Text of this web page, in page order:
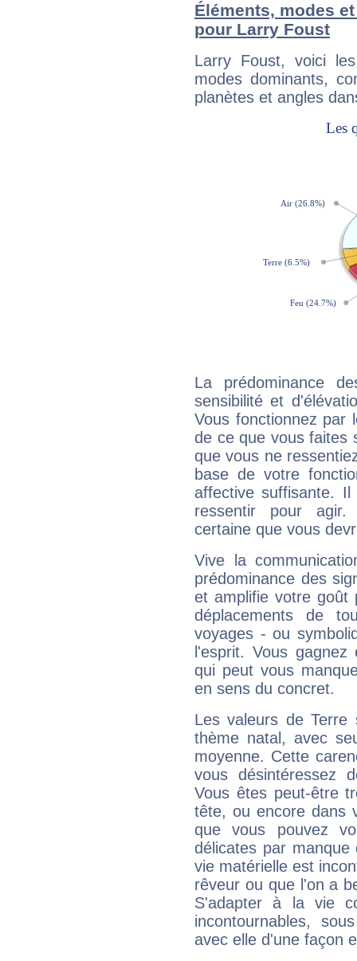
Éléments, modes
pour Larry Foust
Larry Foust, voici
modes dominants,
planètes et angles
La prédominance
sensibilité et
Vous fonctionnez
de ce que vous faites
que vous ne
base de votre
affective suffisante.
ressentir pour agir.
certaine que vous
Vive la
prédominance des
et amplifie votre goût
déplacements de
voyages - ou
l'esprit. Vous
qui peut vous
en sens du concret.
Les valeurs de Terre
thème natal, avec
moyenne. Cette
vous désintéressez
Vous êtes peut-être
tête, ou encore dans
que vous pouvez
délicates par
vie matérielle est
rêveur ou que l'on a
S'adapter à la vie
incontournables,
avec elle d'une façon